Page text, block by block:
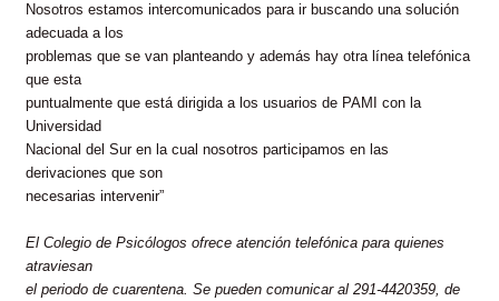
Nosotros estamos intercomunicados para ir buscando una solución
adecuada a los
problemas que se van planteando y además hay otra línea telefónica
que esta
puntualmente que está dirigida a los usuarios de PAMI con la
Universidad
Nacional del Sur en la cual nosotros participamos en las
derivaciones que son
necesarias intervenir”
El Colegio de Psicólogos ofrece atención telefónica para quienes
atraviesan
el periodo de cuarentena. Se pueden comunicar al 291-4420359, de